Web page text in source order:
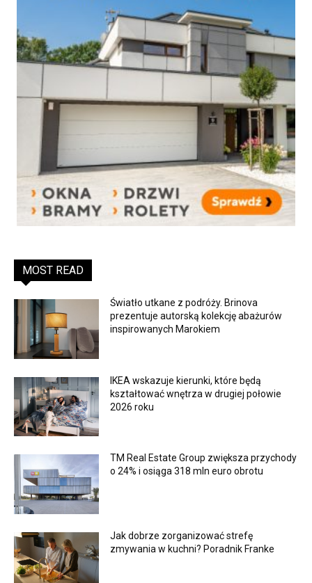
MOST READ
Światło utkane z podróży. Brinova
prezentuje autorską kolekcję abażurów
inspirowanych Marokiem
IKEA wskazuje kierunki, które będą
kształtować wnętrza w drugiej połowie
2026 roku
TM Real Estate Group zwiększa przychody
o 24% i osiąga 318 mln euro obrotu
Jak dobrze zorganizować strefę
zmywania w kuchni? Poradnik Franke